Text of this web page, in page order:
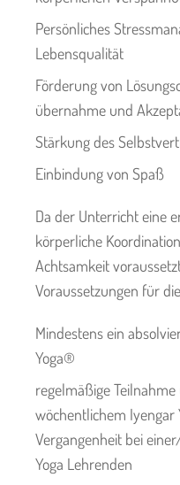
Persönliches
Lebensqualität
Förderung von
übernahme und
Stärkung des
Einbindung von Spaß
Da der Unterricht eine
körperliche
Achtsamkeit
Voraussetzungen für
Mindestens ein
Yoga®
regelmäßige
wöchentlichem
Vergangenheit bei
Yoga Lehrenden